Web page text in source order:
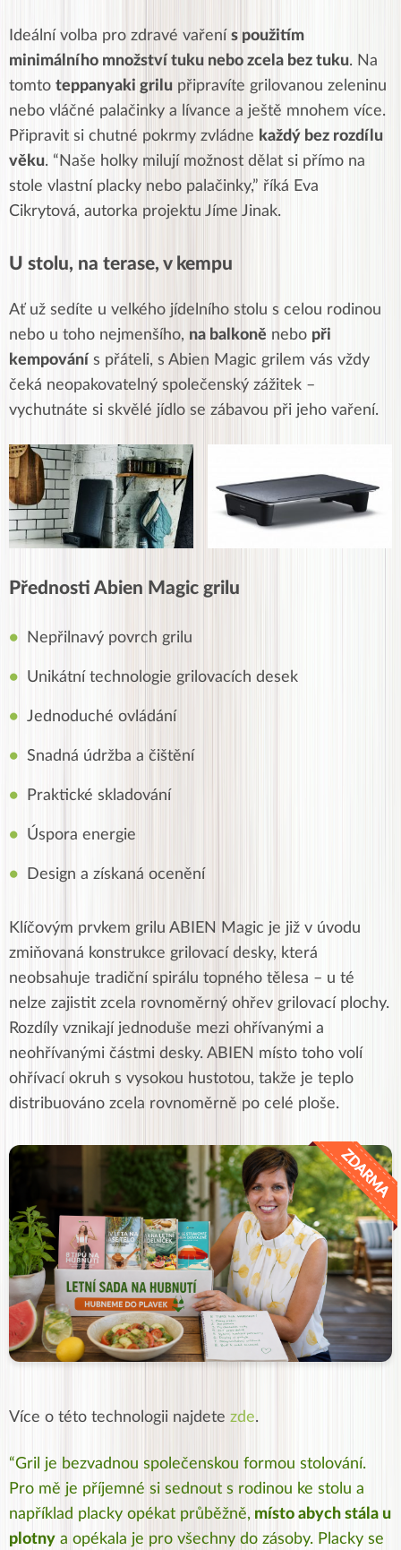
Ideální volba pro zdravé vaření s použitím
minimálního množství tuku nebo zcela bez tuku. Na
tomto teppanyaki grilu připravíte grilovanou zeleninu
nebo vláčné palačinky a lívance a ještě mnohem více.
Připravit si chutné pokrmy zvládne každý bez rozdílu
věku. “Naše holky milují možnost dělat si přímo na
stole vlastní placky nebo palačinky,” říká Eva
Cikrytová, autorka projektu Jíme Jinak.
U stolu, na terase, v kempu
Ať už sedíte u velkého jídelního stolu s celou rodinou
nebo u toho nejmenšího, na balkoně nebo při
kempování s přáteli, s Abien Magic grilem vás vždy
čeká neopakovatelný společenský zážitek –
vychutnáte si skvělé jídlo se zábavou při jeho vaření.
Přednosti Abien Magic grilu
Nepřilnavý povrch grilu
Unikátní technologie grilovacích desek
Jednoduché ovládání
Snadná údržba a čištění
Praktické skladování
Úspora energie
Design a získaná ocenění
Klíčovým prvkem grilu ABIEN Magic je již v úvodu
zmiňovaná konstrukce grilovací desky, která
neobsahuje tradiční spirálu topného tělesa – u té
nelze zajistit zcela rovnoměrný ohřev grilovací plochy.
Rozdíly vznikají jednoduše mezi ohřívanými a
neohřívanými částmi desky. ABIEN místo toho volí
ohřívací okruh s vysokou hustotou, takže je teplo
distribuováno zcela rovnoměrně po celé ploše.
Více o této technologii najdete zde.
“Gril je bezvadnou společenskou formou stolování.
Pro mě je příjemné si sednout s rodinou ke stolu a
například placky opékat průběžně, místo abych stála u
plotny a opékala je pro všechny do zásoby. Placky se